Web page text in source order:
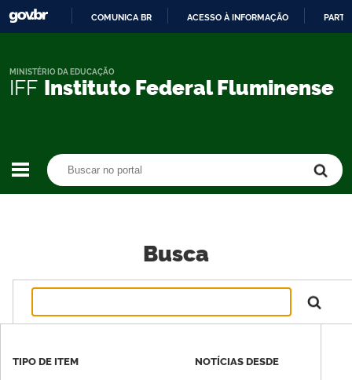
CONTEÚDO
COMUNICA BR ACESSO À INFORMAÇÃO
IFF Instituto Federal Fluminense
MINISTÉRIO DA EDUCAÇÃO
Busca
TIPO DE ITEM NOTÍCIAS DESDE